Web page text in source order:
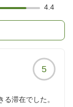
4.4
5
滞在でした。